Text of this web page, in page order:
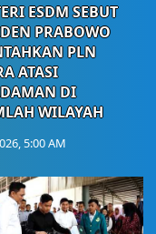
ESDM SEBUT
PRABOWO
PLN
ATASI
DI
WILAYAH
5:00 AM